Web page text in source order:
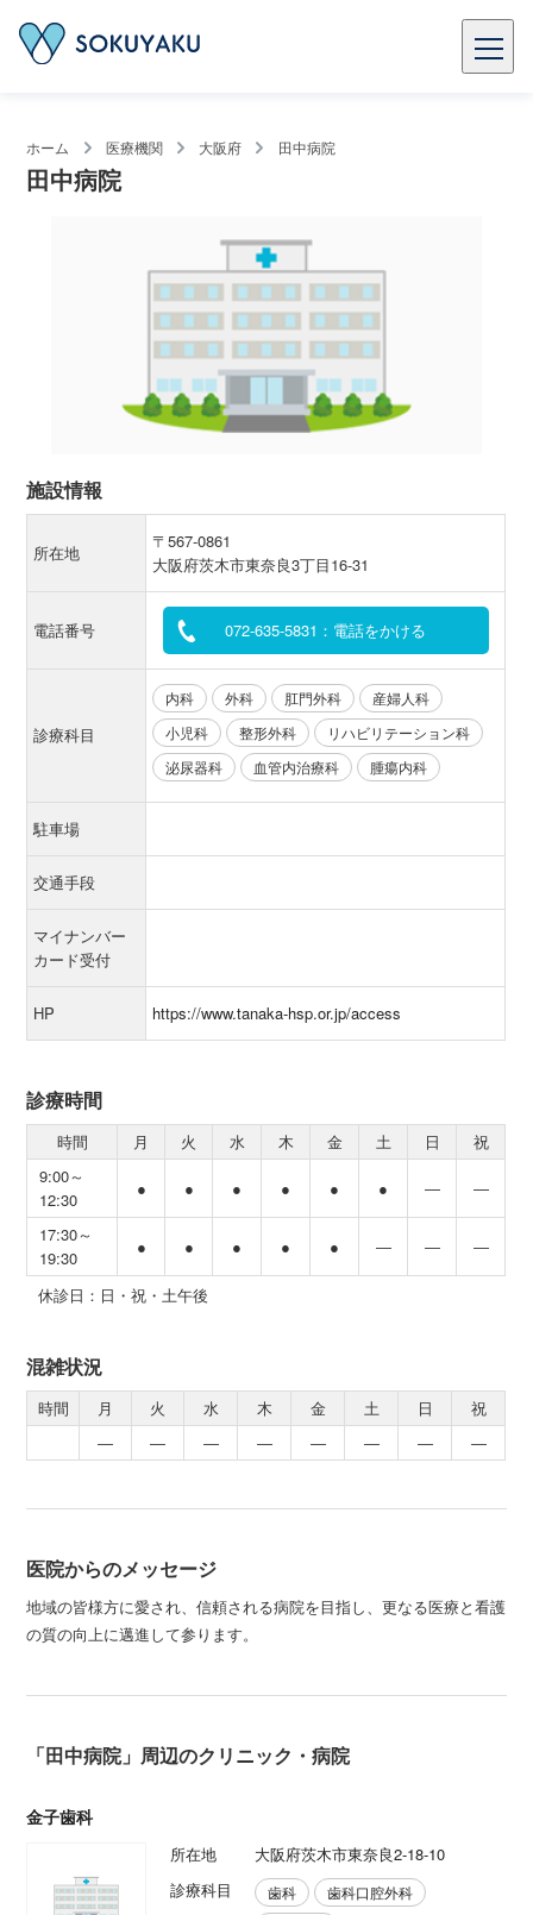
ホーム 医療機関 大阪府 田中病院
田中病院
施設情報
所在地
〒567-0861
大阪府茨木市東奈良3丁目16-31
電話番号 072-635-5831：電話をかける
診療科目
内科 外科 肛門外科
産婦人科
小児科
整形外科
リハビリテーション科
泌尿器科
血管内治療科 腫瘍内科
駐車場
交通手段
マイナンバー
カード受付
HP https://www.tanaka-hsp.or.jp/access
診療時間
時間 月 火 水 木 金 土 日
祝
9:00～
12:30
● ● ● ● ● ● ― ―
17:30～
19:30
● ● ● ● ● ― ― ―
休診日：日・祝・土午後
混雑状況
時間 月 火 水 木 金 土 日
祝
―
― ― ― ― ― ― ―
医院からのメッセージ
地域の皆様方に愛され、信頼される病院を目指し、更なる医療と看護
の質の向上に邁進して参ります。
「田中病院」周辺のクリニック・病院
金子歯科
所在地
大阪府茨木市東奈良2-18-10
診療科目
歯科
歯科口腔外科